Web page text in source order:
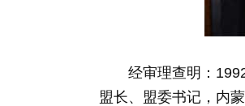
经审理查明：1992
盟长、盟委书记，内